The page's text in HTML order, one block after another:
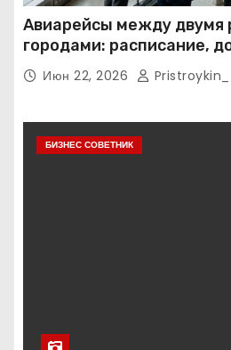
Авиарейсы между двумя
городами: расписание,
тарифные условия
Июн 22, 2026 Pristroykin_
БИЗНЕС СОВЕТНИК